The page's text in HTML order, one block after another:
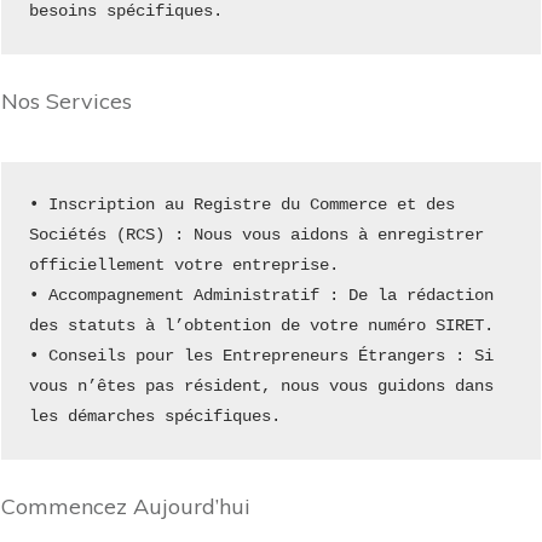
besoins spécifiques.
Nos Services
• Inscription au Registre du Commerce et des
Sociétés (RCS) : Nous vous aidons à enregistrer
officiellement votre entreprise.
• Accompagnement Administratif : De la rédaction
des statuts à l’obtention de votre numéro SIRET.
• Conseils pour les Entrepreneurs Étrangers : Si
vous n’êtes pas résident, nous vous guidons dans
les démarches spécifiques.
Commencez Aujourd’hui